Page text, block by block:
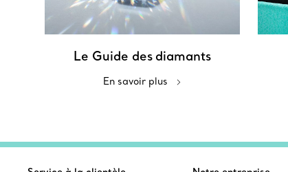
Le Guide des diamants
En savoir plus